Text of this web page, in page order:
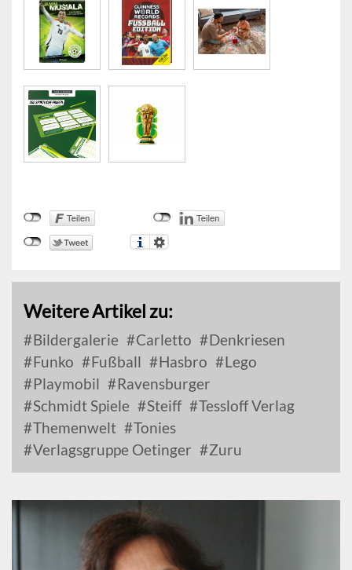
Weitere Artikel zu:
Bildergalerie Carletto
Denkriesen
Funko
Fußball Hasbro
Lego
Playmobil
Ravensburger
Schmidt Spiele
Steiff
Tessloff Verlag
Themenwelt
Tonies
Verlagsgruppe Oetinger
Zuru